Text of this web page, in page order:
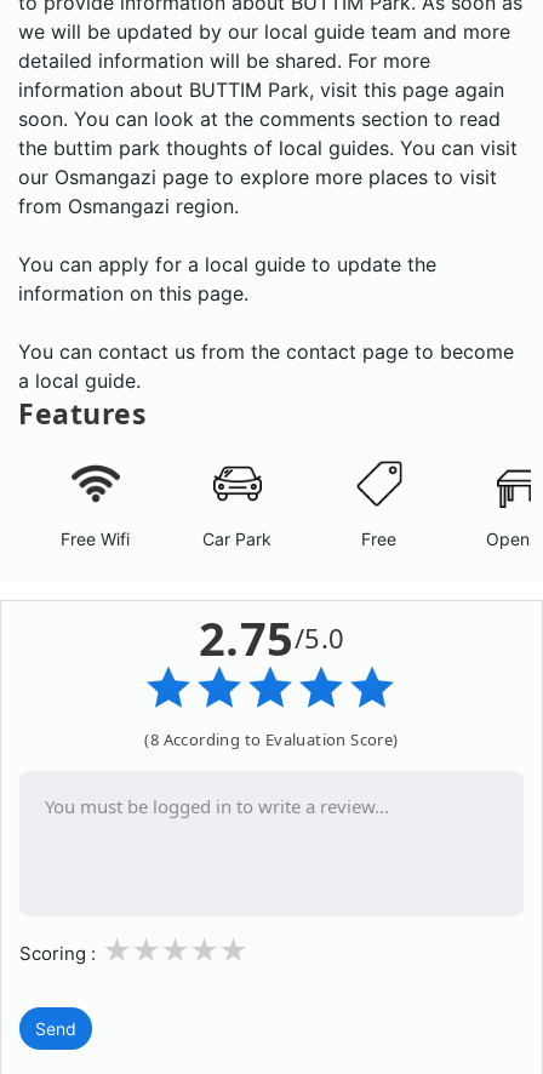
we will be updated by our local guide team and more
detailed information will be shared. For more
information about BUTTIM Park, visit this page again
soon. You can look at the comments section to read
the buttim park thoughts of local guides. You can visit
our Osmangazi page to explore more places to visit
from Osmangazi region.
You can apply for a local guide to update the
information on this page.
You can contact us from the contact page to become
a local guide.
Features
Free Wifi Car Park Free Open
2.75/5.0
(8 According to Evaluation Score)
Scoring : 3
2
1
Send